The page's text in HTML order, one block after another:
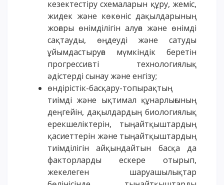
кезектестіру схемаларын құру, жеміс,
жидек және көкөніс дақылдарының
жоғары өнімділігін алуға және өнімді
сақтауды, өңдеуді және сатуды
ұйымдастыруға мүмкіндік беретін
прогрессивті технологиялық
әдістерді сынау және енгізу;
өндірістік-басқару-топырақтың
тиімді және ықтимал құнарлығының
деңгейін, дақылдардың биологиялық
ерекшеліктерін, тыңайтқыштардың
қасиеттерін және тыңайтқыштардың
тиімділігін айқындайтын басқа да
факторларды ескере отырып,
жекелеген шаруашылықтар